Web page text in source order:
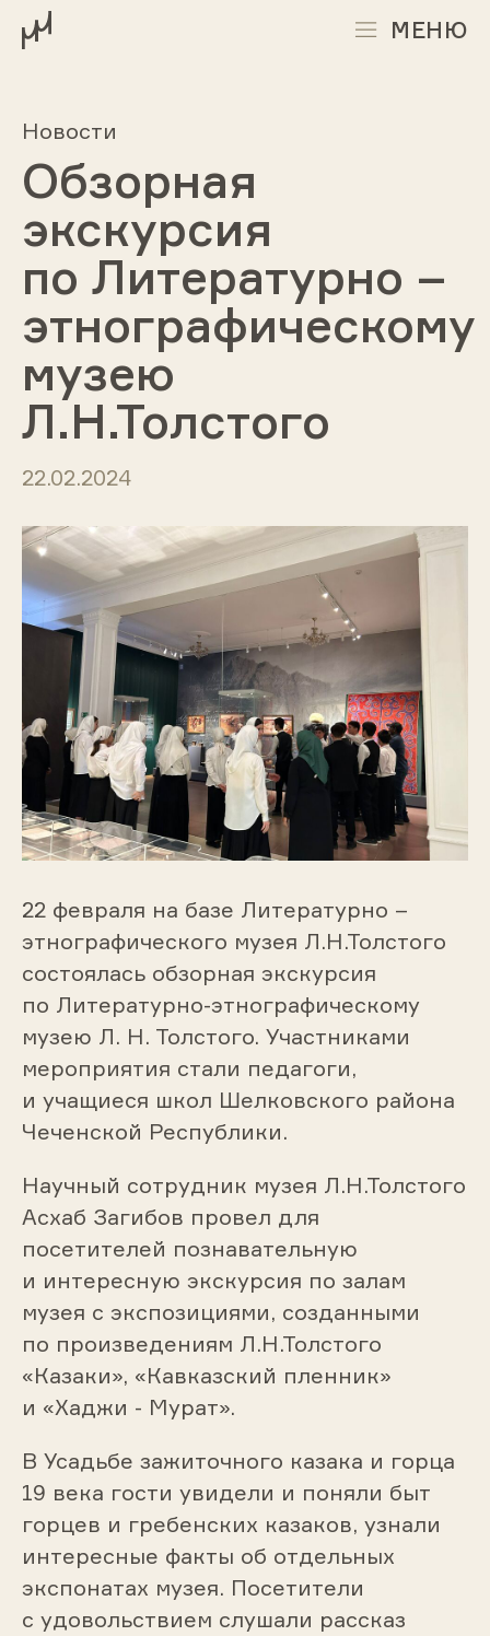
МЕНЮ
Новости
Обзорная
экскурсия
по Литературно –
этнографическому
музею
Л.Н.Толстого
22.02.2024
22 февраля на базе Литературно –
этнографического музея Л.Н.Толстого
состоялась обзорная экскурсия
по Литературно-этнографическому
музею Л. Н. Толстого. Участниками
мероприятия стали педагоги,
и учащиеся школ Шелковского района
Чеченской Республики.
Научный сотрудник музея Л.Н.Толстого
Асхаб Загибов провел для
посетителей познавательную
и интересную экскурсия по залам
музея с экспозициями, созданными
по произведениям Л.Н.Толстого
«Казаки», «Кавказский пленник»
и «Хаджи - Мурат».
В Усадьбе зажиточного казака и горца
19 века гости увидели и поняли быт
горцев и гребенских казаков, узнали
интересные факты об отдельных
экспонатах музея. Посетители
с удовольствием слушали рассказ